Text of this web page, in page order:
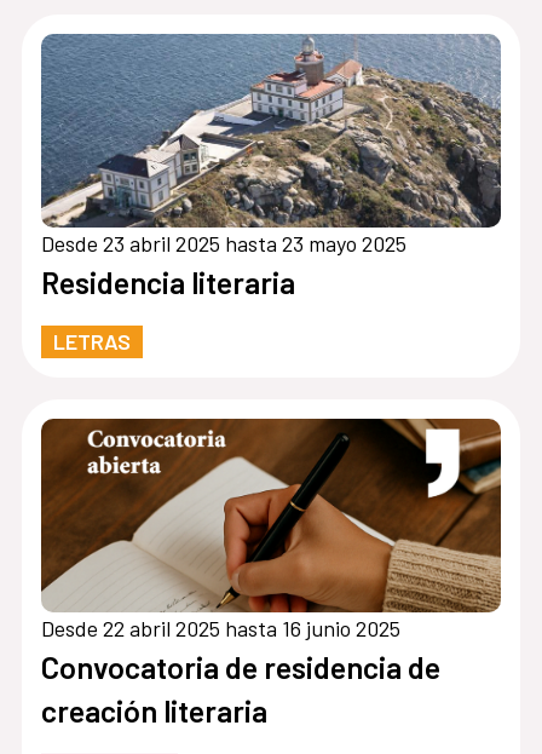
Desde 23 abril 2025 hasta 23 mayo 2025
Residencia literaria
LETRAS
Desde 22 abril 2025 hasta 16 junio 2025
Convocatoria de residencia de
creación literaria